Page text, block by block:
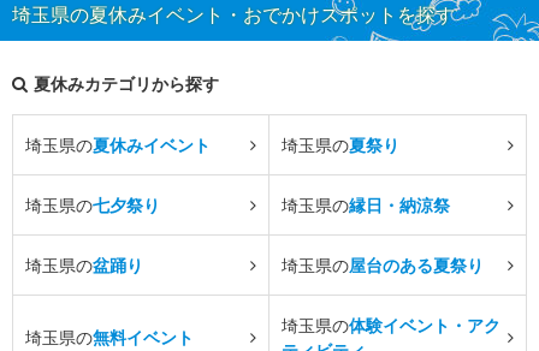
埼玉県の夏休みイベント・おでかけスポットを探す
夏休みカテゴリから探す
埼玉県の夏休みイベント 埼玉県の夏祭り
埼玉県の七夕祭り 埼玉県の縁日・納涼祭
埼玉県の盆踊り 埼玉県の屋台のある夏祭り
埼玉県の無料イベント
埼玉県の体験イベント・アク